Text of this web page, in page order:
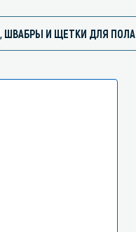
ШВАБРЫ И ЩЕТКИ ДЛЯ ПОЛА